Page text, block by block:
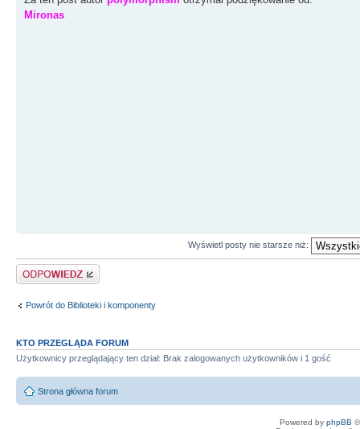
Mironas
Wyświetl posty nie starsze niż:
Odpowiedz
Powrót do Biblioteki i komponenty
KTO PRZEGLĄDA FORUM
Użytkownicy przeglądający ten dział: Brak zalogowanych użytkowników i 1 gość
Strona główna forum
Powered by phpBB